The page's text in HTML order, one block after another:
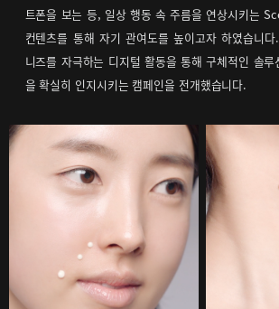
트폰을 보는 등, 일상 행동 속 주름을 연상시키는
컨텐츠를 통해 자기 관여도를 높이고자 하였습니
니즈를 자극하는 디지털 활동을 통해 구체적인 솔
을 확실히 인지시키는 캠페인을 전개했습니다.